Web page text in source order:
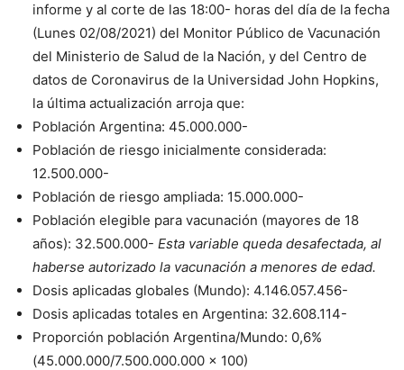
informe y al corte de las 18:00- horas del día de la fecha
(Lunes 02/08/2021) del Monitor Público de Vacunación
del Ministerio de Salud de la Nación, y del Centro de
datos de Coronavirus de la Universidad John Hopkins,
la última actualización arroja que:
Población Argentina: 45.000.000-
Población de riesgo inicialmente considerada:
12.500.000-
Población de riesgo ampliada: 15.000.000-
Población elegible para vacunación (mayores de 18
años): 32.500.000- Esta variable queda desafectada, al
haberse autorizado la vacunación a menores de edad.
Dosis aplicadas globales (Mundo): 4.146.057.456-
Dosis aplicadas totales en Argentina: 32.608.114-
Proporción población Argentina/Mundo: 0,6%
(45.000.000/7.500.000.000 x 100)